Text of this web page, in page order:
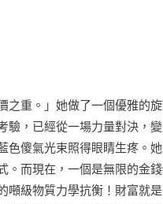
重。」她做了一個優雅的
，已經從一場力量對決，
色傻氣光束照得眼睛生疼。
。而現在，一個是無限的金
級物質力學抗衡！財富就